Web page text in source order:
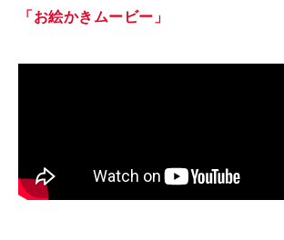
「お絵かきムービー」